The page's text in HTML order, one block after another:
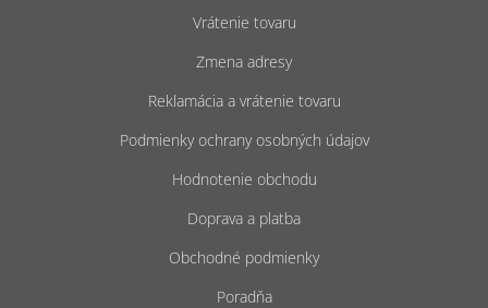
Vrátenie tovaru
Zmena adresy
Reklamácia a vrátenie tovaru
Podmienky ochrany osobných údajov
Hodnotenie obchodu
Doprava a platba
Obchodné podmienky
Poradňa